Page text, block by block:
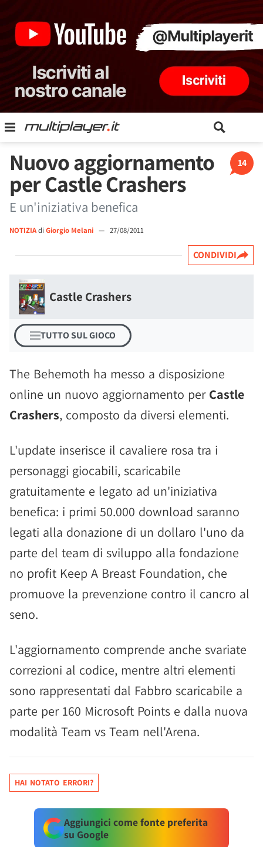
14
Nuovo aggiornamento
per Castle Crashers
E un'iniziativa benefica
NOTIZIAdi Giorgio Melani — 27/08/2011
CONDIVIDI
Castle Crashers
TUTTO SUL GIOCO
The Behemoth ha messo a disposizione
online un nuovo aggiornamento per Castle
Crashers, composto da diversi elementi.
L'update inserisce il cavaliere rosa tra i
personaggi giocabili, scaricabile
gratuitamente e legato ad un'iniziativa
benefica: i primi 50.000 download saranno
legati alla donazione di un dollaro l'uno da
parte del team di sviluppo alla fondazione
no profit Keep A Breast Foundation, che
promuove la prevenzione contro il cancro al
seno.
L'aggiornamento comprende anche svariate
correzioni al codice, mentre altri elementi
sono rappresentati dal Fabbro scaricabile a
parte per 160 Microsoft Points e dalla nuova
modalità Team vs Team nell'Arena.
HAI NOTATO ERRORI?
Aggiungici come fonte preferita
su Google